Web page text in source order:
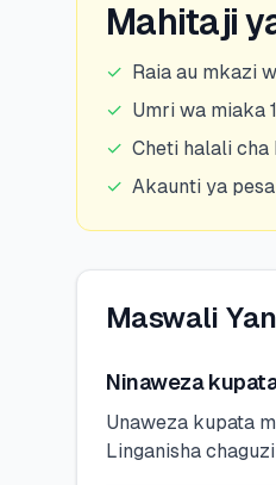
Mahitaji
✓ Raia au mkazi
✓ Umri wa miaka
✓ Cheti halali cha
✓ Akaunti ya
Maswali
Ninaweza
Unaweza kupata
Linganisha